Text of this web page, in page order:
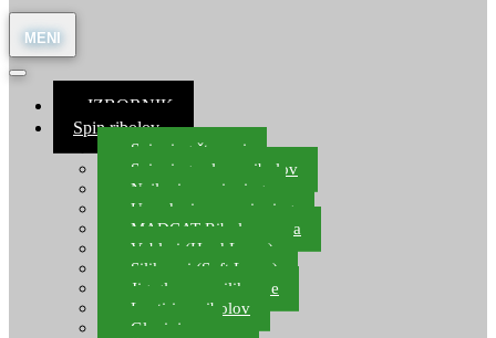
≡ IZBORNIK
Spin ribolov
Spinning štapovi
Spinning role za ribolov
Najloni za spinning
Upredenice za spinning
MADCAT Ribolov soma
Vobleri (Hard Lures)
Silikonci (Soft Lures)
Jig glave za silikonce
Leptiri za ribolov
Glavinjare